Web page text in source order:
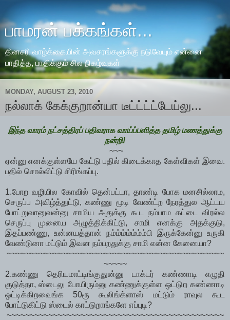
பாமரன் பக்கங்கள்...
தினசரி வாழ்க்கையின் அவசரங்களுக்கு நடுவேயும் என்னை
பாதித்த, பாதிக்கும் சில நிகழ்வுகள்
MONDAY, AUGUST 23, 2010
நல்லாக் கேக்குறான்யா டீட்ட்ட்ட்டேய்லு...
இந்த வாரம் நட்சத்திரப் பதிவராக வாய்ப்பளித்த தமிழ் மணத்துக்கு
நன்றி!
~~~
ஏன்னு எனக்குள்ளயே கேட்டு பதில் கிடைக்காத கேள்விகள் இவை.
பதில் சொல்லிட்டு சிரிங்கப்பு.
1.போற வழியில கோவில் தென்பட்டா, தாண்டி போக மனசில்லாம,
செருப்ப அவிழ்த்துட்டு, கண்ணு மூடி வேண்ட்ற நேரத்துல ஆட்டய
போட்றுவானுவன்னு சாமிய அதுக்கு கூட நம்பாம கட்டை விரல்ல
செருப்பு முனைய அழுத்திக்கிட்டு, சாமி எனக்கு அதக்குடு,
இதப்பண்ணு, உன்னயத்தான் நம்ம்ம்ம்ம்ம்ம்பி இருக்கேன்னு உருகி
வேண்டுனா மட்டும் இவன நம்பறதுக்கு சாமி என்ன கேனையா?
~~~~~~~~~~~~~~~~~~~~~~~~~~~~~~~~~~~~~~~~~~~~~~~
~~~~~
2.கண்ணு தெரியமாட்டிங்குதுன்னு டாக்டர் கண்ணாடி எழுதி
குடுத்தா, ஸ்டைலு போயிரும்னு கண்ணுக்குள்ள ஒட்டுற கண்ணாடி
ஒட்டிக்கிறவைங்க 50ரூ கூலிங்க்ளாஸ் மட்டும் ராவுல கூட
போட்டுகிட்டு ஸ்டைல் காட்டுறாங்களே எப்புடி?
~~~~~~~~~~~~~~~~~~~~~~~~~~~~~~~~~~~~~~~~~~~~~~~